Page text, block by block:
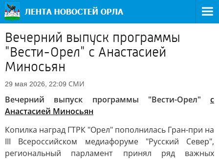
Вечерний выпуск программы
"Вести-Орел" с Анастасией
Миносьян
29 мая 2026, 22:09 СМИ
Вечерний выпуск программы "Вести-Орел" с
Анастасией Миносьян
Копилка наград ГТРК "Орел" пополнилась Гран-при на
III Всероссийском медиафоруме "Русский Север",
региональный парламент принял ряд важных